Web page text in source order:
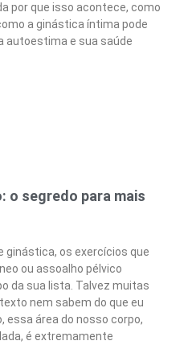
por que isso acontece, como
a ginástica íntima pode
autoestima e sua saúde
o segredo para mais
ginástica, os exercícios que
ou assoalho pélvico
da sua lista. Talvez muitas
nem sabem do que eu
essa área do nosso corpo,
é extremamente